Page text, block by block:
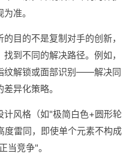
准。
目的不是复制对手的创新，
到不同的解决路径。例如，
纹解锁或面部识别——解决同
异化策略。
计风格（如"极简白色+圆形轮
雷同，即使单个元素不构成
当竞争"。